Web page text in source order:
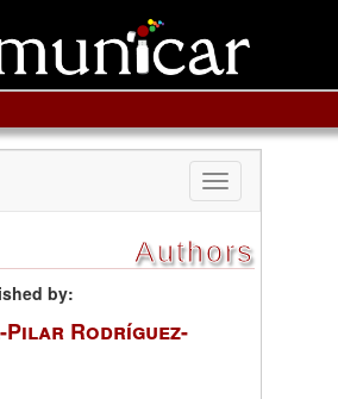
Toggle
navigation
Authors
by:
Pilar Rodríguez-